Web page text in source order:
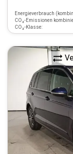
Energieverbrauch
CO₂-Emissionen
CO₂-Klasse: